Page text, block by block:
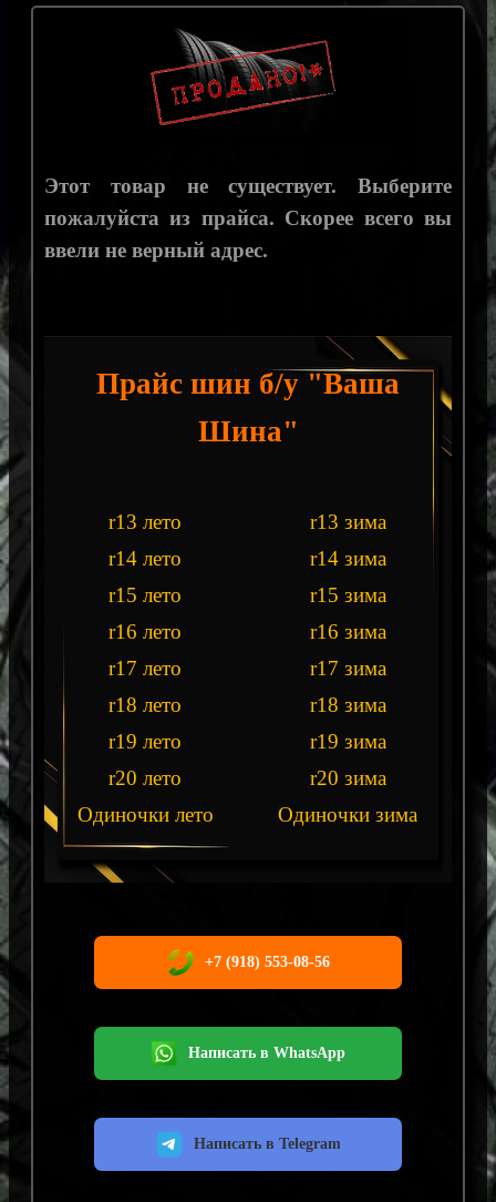
Этот товар не существует. Выберите
пожалуйста из прайса. Скорее всего вы
ввели не верный адрес.
Прайс шин б/у "Ваша
Шина"
r13 лето
r13 зима
r14 лето
r14 зима
r15 лето
r15 зима
r16 лето
r16 зима
r17 лето
r17 зима
r18 лето
r18 зима
r19 лето
r19 зима
r20 лето
r20 зима
Одиночки лето
Одиночки зима
+7 (918) 553-08-56
Написать в WhatsApp
Написать в Telegram